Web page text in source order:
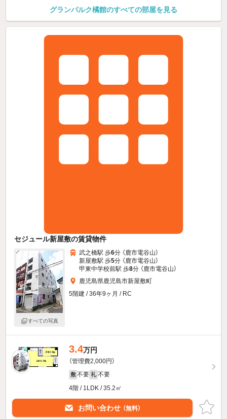
グランパルク橘館のすべての部屋を見る
セジュール新屋敷の賃貸物件
すべての写真
武之橋駅 歩6分 （鹿市電谷山）
新屋敷駅 歩5分 （鹿市電谷山）
甲東中学校前駅 歩8分 （鹿市電谷山）
鹿児島県鹿児島市新屋敷町
5階建 / 36年9ヶ月 / RC
3.4万円
（管理費2,000円）
敷 不要 礼 不要
4階 / 1LDK / 35.2㎡
お問い合わせ （無料）